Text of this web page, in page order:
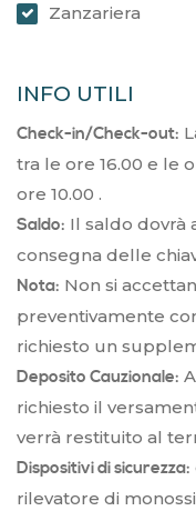
Zanzariera
INFO UTILI
Check-in/Check-out:
tra le ore 16.00 e le
ore 10.00 .
Saldo: Il saldo dovrà
consegna delle
Nota: Non si
preventivamente
richiesto un
Deposito Cauzionale:
richiesto il
verrà restituito al
Dispositivi di sicurezza:
rilevatore di